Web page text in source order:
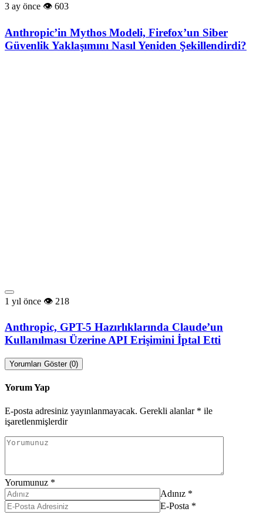
3 ay önce 603
Anthropic’in Mythos Modeli, Firefox’un Siber
Güvenlik Yaklaşımını Nasıl Yeniden Şekillendirdi?
1 yıl önce 218
Anthropic, GPT-5 Hazırlıklarında Claude’un
Kullanılması Üzerine API Erişimini İptal Etti
Yorumları Göster (0)
Yorum Yap
E-posta adresiniz yayınlanmayacak. Gerekli alanlar * ile
işaretlenmişlerdir
Yorumunuz *
Adınız *
E-Posta *